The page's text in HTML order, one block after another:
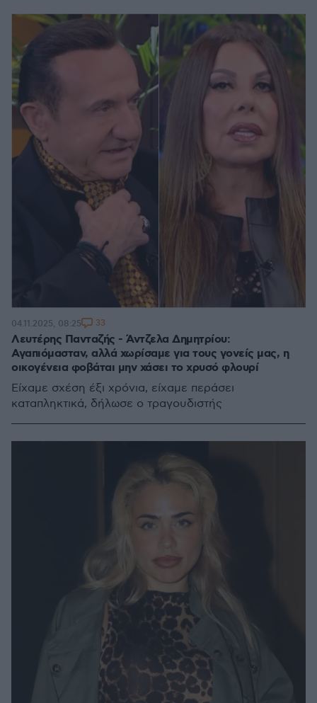
Λευτέρης Πανταζής - Άντζελα Δημητρίου:
Αγαπιόμασταν, αλλά χωρίσαμε για τους γονείς μας, η
οικογένεια φοβάται μην χάσει το χρυσό φλουρί
Είχαμε σχέση έξι χρόνια, είχαμε περάσει
καταπληκτικά, δήλωσε ο τραγουδιστής
04.11.2025, 08:25 33